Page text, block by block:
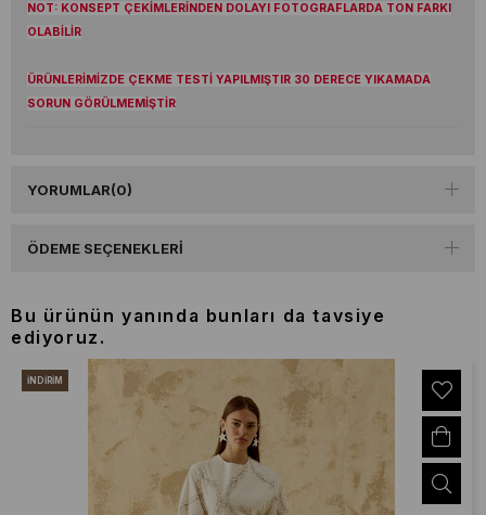
NOT: KONSEPT ÇEKİMLERİNDEN DOLAYI FOTOGRAFLARDA TON FARKI
OLABİLİR
ÜRÜNLERİMİZDE ÇEKME TESTİ YAPILMIŞTIR 30 DERECE YIKAMADA
SORUN GÖRÜLMEMİŞTİR
YORUMLAR(0)
ÖDEME SEÇENEKLERI
Bu ürünün yanında bunları da tavsiye
ediyoruz.
İNDIRIM